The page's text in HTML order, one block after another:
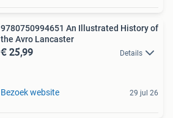
9780750994651 An Illustrated History of
the Avro Lancaster
€ 25,99 Details
Bezoek website 29 jul 26